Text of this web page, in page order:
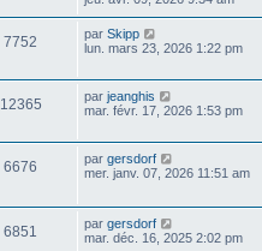
m
e
s
g
7752 par Skipp
lun. mars 23, 2026 1:22 pm
12365 par jeanghis
mar. févr. 17, 2026 1:53 pm
6676 par gersdorf
mer. janv. 07, 2026 11:51 am
6851 par gersdorf
mar. déc. 16, 2025 2:02 pm